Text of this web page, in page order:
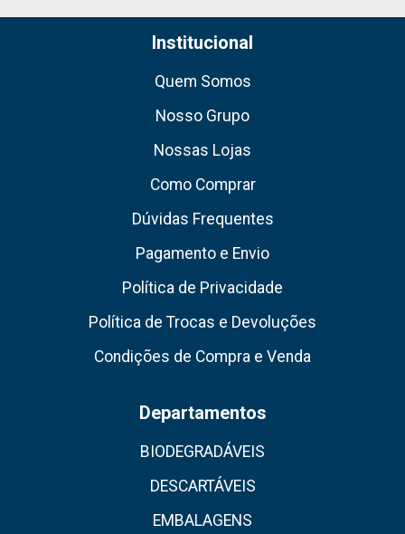
Institucional
Quem Somos
Nosso Grupo
Nossas Lojas
Como Comprar
Dúvidas Frequentes
Pagamento e Envio
Política de Privacidade
Política de Trocas e Devoluções
Condições de Compra e Venda
Departamentos
BIODEGRADÁVEIS
DESCARTÁVEIS
EMBALAGENS